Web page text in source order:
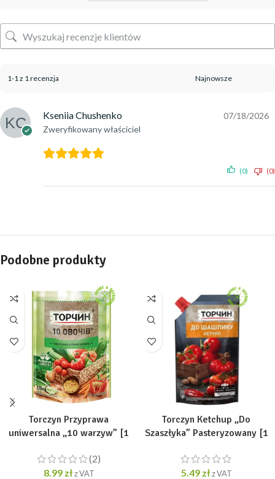
1-1 z 1 recenzja
Kseniia Chushenko
Zweryfikowany właściciel
07/18/2026
(0) (0)
Podobne produkty
Torczyn Przyprawa
uniwersalna „10 warzyw” [1
(2)
8.99 zł z VAT
Torczyn Ketchup „Do
Szaszłyka” Pasteryzowany [1
5.49 zł z VAT